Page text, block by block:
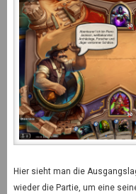
Hier sieht man die
wieder die Partie, um eine